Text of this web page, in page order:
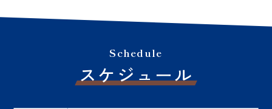
Schedule
スケジュール